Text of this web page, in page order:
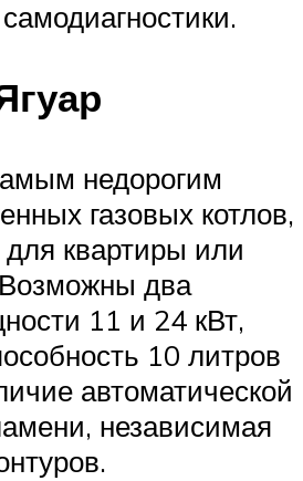
недорогим
газовых котлов,
квартиры или
два
11 и 24 кВт,
10 литров
автоматической
независимая